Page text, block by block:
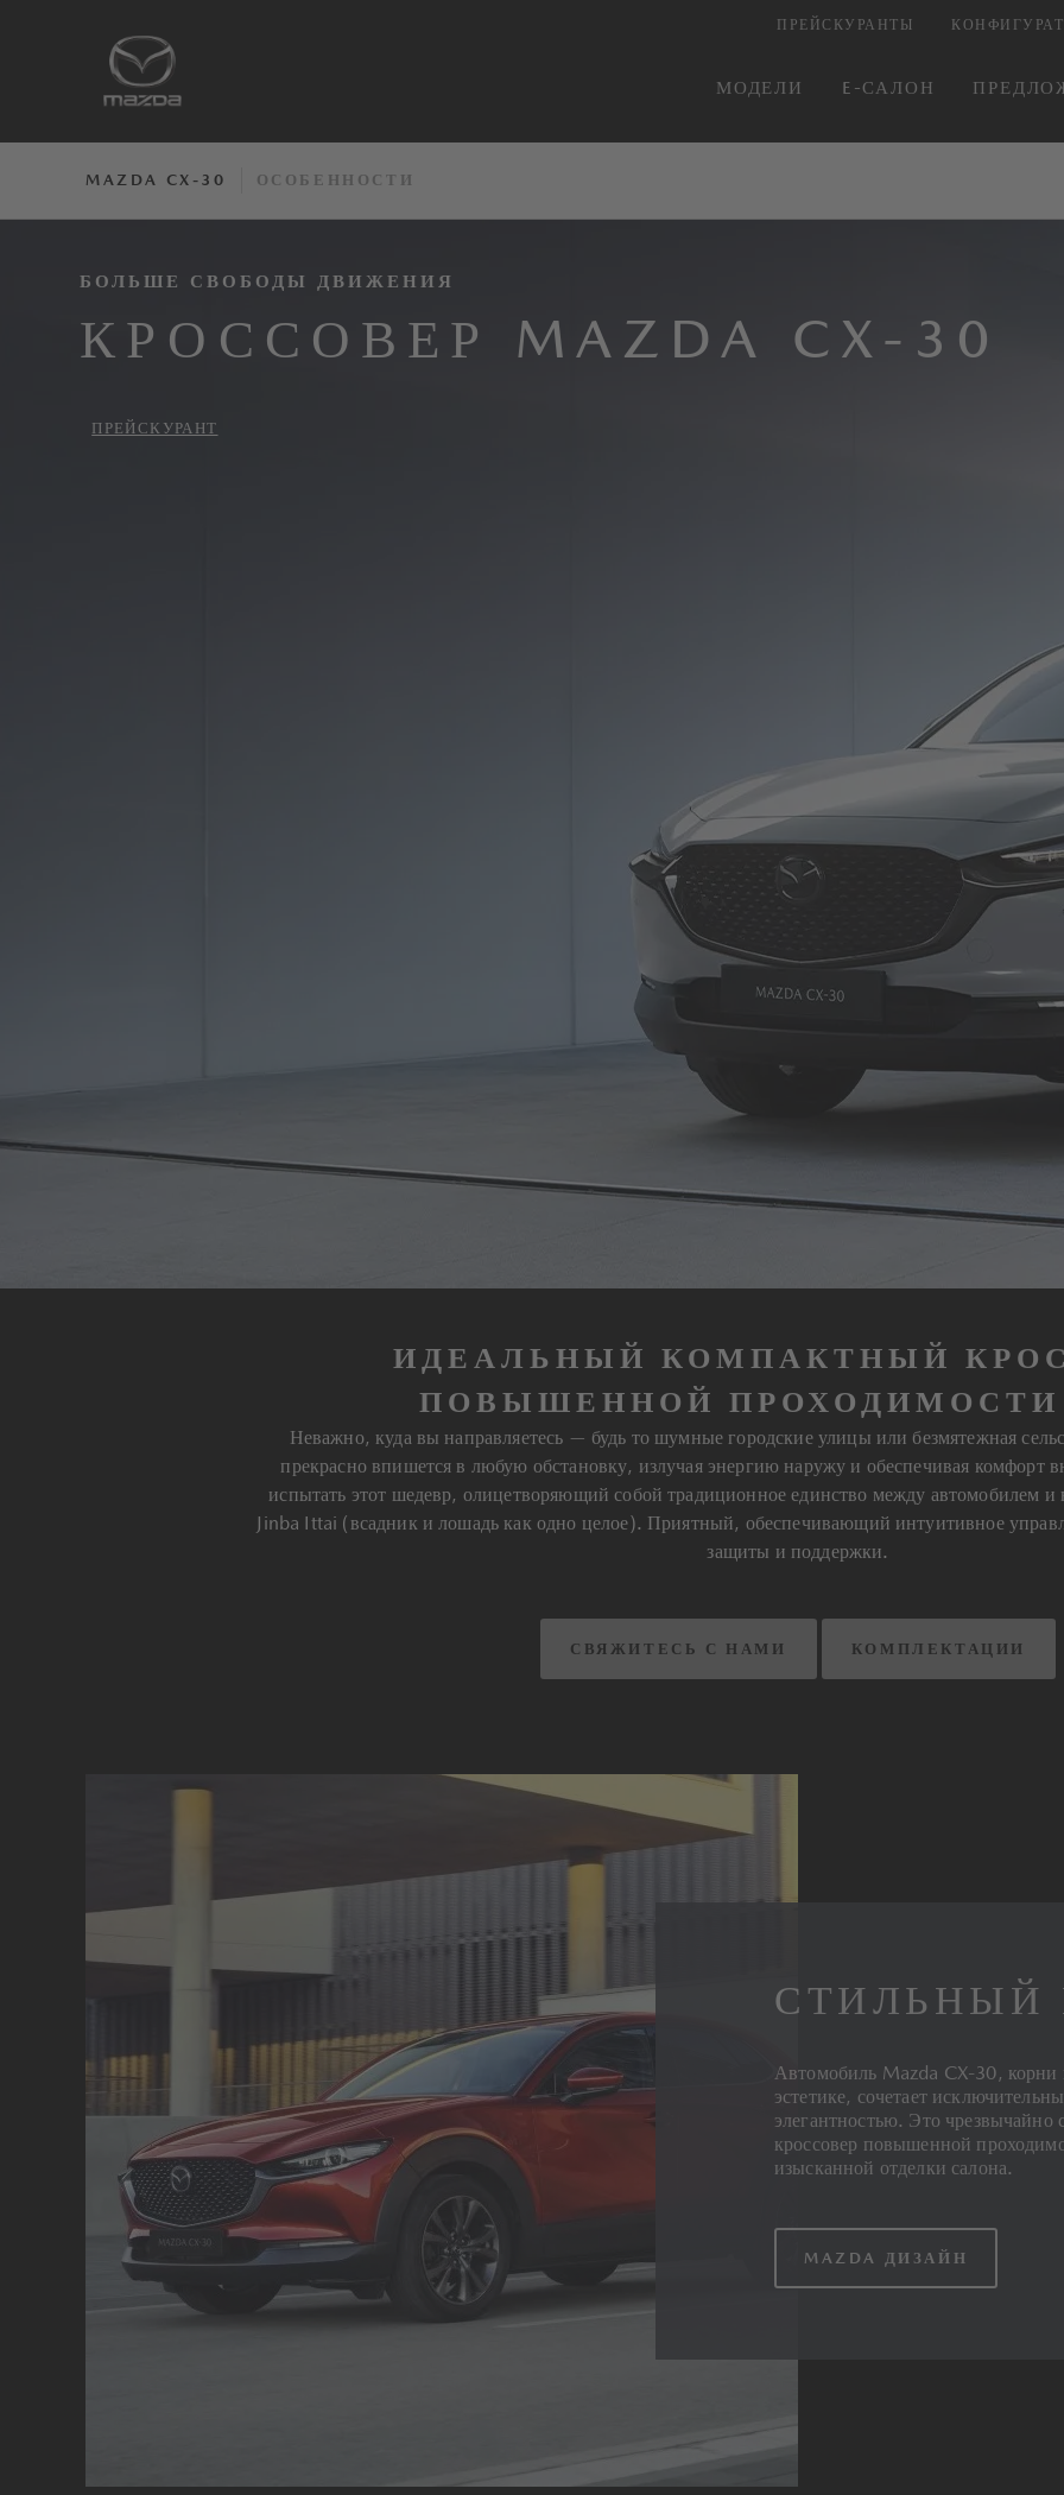
ПРЕЙСКУРАНТЫ
МОДЕЛИ E-САЛОН
MAZDA CX-30 ОСОБЕННОСТИ
БОЛЬШЕ СВОБОДЫ ДВИЖЕНИЯ
КРОССОВЕР MAZDA CX-30
ПРЕЙСКУРАНТ
ИДЕАЛЬНЫЙ КОМПАКТНЫЙ
ПОВЫШЕННОЙ ПРОХОДИМОСТИ
Неважно, куда вы направляетесь — будь то шумные городские улицы или безмятежная
прекрасно впишется в любую обстановку, излучая энергию наружу и обеспечивая комфорт
испытать этот шедевр, олицетворяющий собой традиционное единство между автомобилем и
Jinba Ittai (всадник и лошадь как одно целое). Приятный, обеспечивающий интуитивное
защиты и поддержки.
СВЯЖИТЕСЬ С НАМИ КОМПЛЕКТАЦИИ
СТИЛЬНЫЙ
Автомобиль Mazda CX-30, корни
эстетике, сочетает
элегантностью. Это
кроссовер повышенной
изысканной отделки салона.
MAZDA ДИЗАЙН